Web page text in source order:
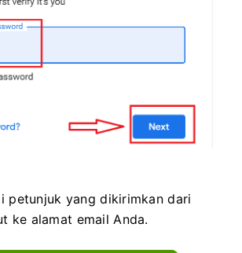
petunjuk yang dikirimkan dari
ke alamat email Anda.